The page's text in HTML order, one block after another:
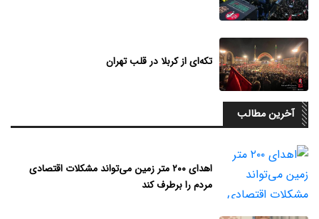
تکه‌ای از کربلا در قلب تهران
آخرین مطالب
اهدای ۲۰۰ متر زمین می‌تواند مشکلات اقتصادی
مردم را برطرف کند